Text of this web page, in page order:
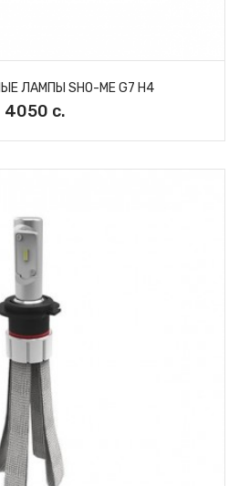
ЛАМПЫ SHO-ME G7 H4
4050 с.